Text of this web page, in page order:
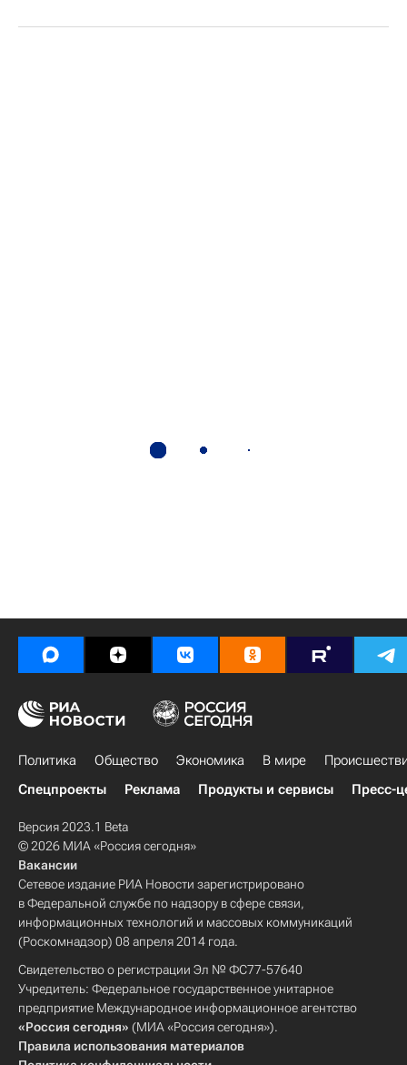
Политика Общество Экономика В мире
Спецпроекты
Реклама Продукты и сервисы Пресс-
Версия 2023.1 Beta
© 2026 МИА «Россия сегодня»
Вакансии
Сетевое издание РИА Новости зарегистрировано
в Федеральной службе по надзору в сфере связи,
информационных технологий и массовых коммуникаций
(Роскомнадзор) 08 апреля 2014 года.
Свидетельство о регистрации Эл № ФС77-57640
Учредитель: Федеральное государственное унитарное
предприятие Международное информационное агентство
«Россия сегодня» (МИА «Россия сегодня»).
Правила использования материалов